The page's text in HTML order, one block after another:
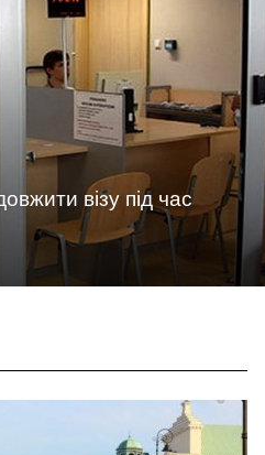
візу під час